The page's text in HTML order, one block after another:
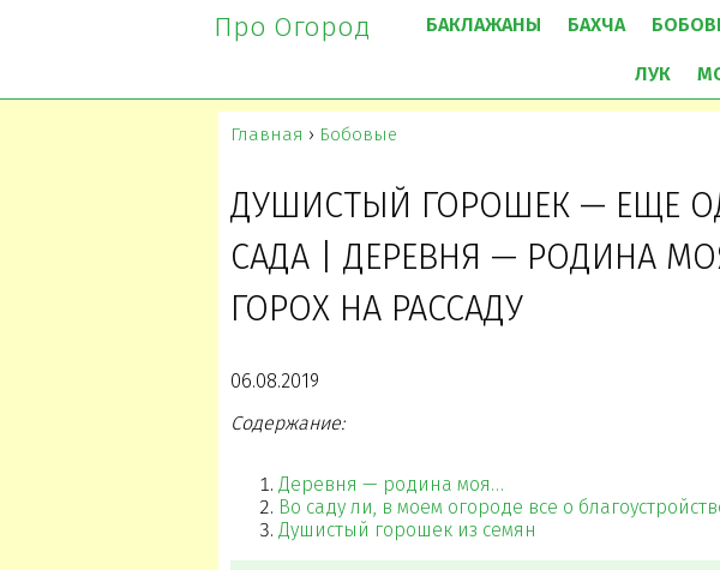
Про Огород БАКЛАЖАНЫ БАХЧА
ЛУК
Главная › Бобовые
ДУШИСТЫЙ ГОРОШЕК — ЕЩЕ
САДА | ДЕРЕВНЯ — РОДИНА
ГОРОХ НА РАССАДУ
06.08.2019
Содержание:
Деревня — родина моя…
Во саду ли, в моем огороде все о
Душистый горошек из семян